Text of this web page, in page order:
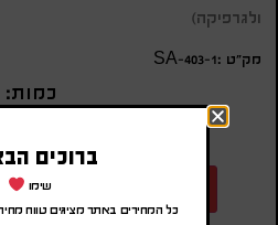
ולגרפיקה)
מק״ט :SA-403-1
כמות:
הוספה להצעת
ברוכים
שימו
כל המחירים באתר מציגים טווח